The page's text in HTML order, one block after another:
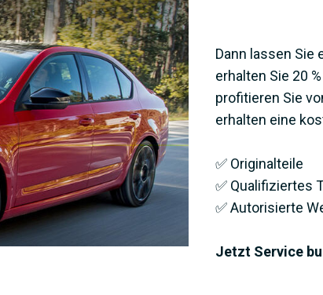
Dann lassen Sie
erhalten Sie 20
profitieren Sie
erhalten eine
✅ Originalteile
✅ Qualifiziertes
✅ Autorisierte
Jetzt Service